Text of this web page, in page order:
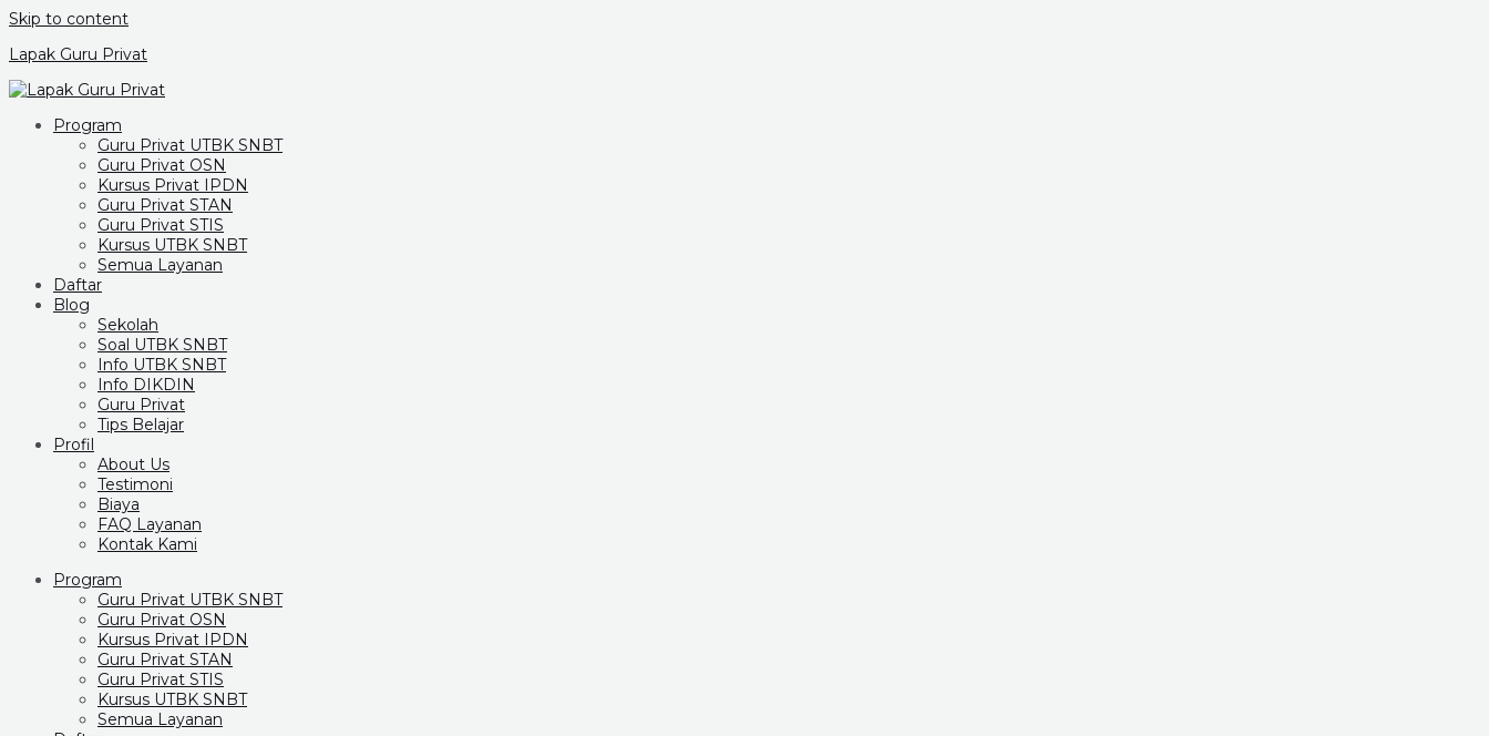
Skip to content
Lapak Guru Privat
Program
Guru Privat UTBK SNBT
Guru Privat OSN
Kursus Privat IPDN
Guru Privat STAN
Guru Privat STIS
Kursus UTBK SNBT
Semua Layanan
Daftar
Blog
Sekolah
Soal UTBK SNBT
Info UTBK SNBT
Info DIKDIN
Guru Privat
Tips Belajar
Profil
About Us
Testimoni
Biaya
FAQ Layanan
Kontak Kami
Program
Guru Privat UTBK SNBT
Guru Privat OSN
Kursus Privat IPDN
Guru Privat STAN
Guru Privat STIS
Kursus UTBK SNBT
Semua Layanan